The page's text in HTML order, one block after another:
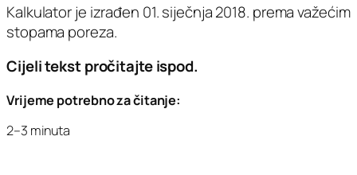
Kalkulator je izrađen 01. siječnja 2018. prema važećim
stopama poreza.
Cijeli tekst pročitajte ispod.
Vrijeme potrebno za čitanje:
2–3 minuta